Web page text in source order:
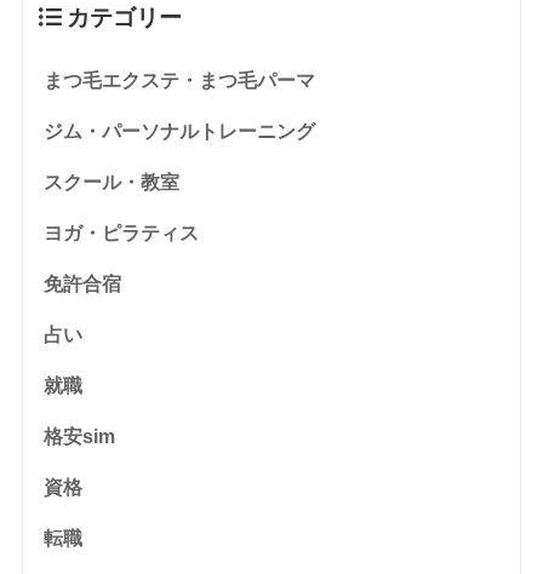
カテゴリー
まつ毛エクステ・まつ毛パーマ
ジム・パーソナルトレーニング
スクール・教室
ヨガ・ピラティス
免許合宿
占い
就職
格安sim
資格
転職